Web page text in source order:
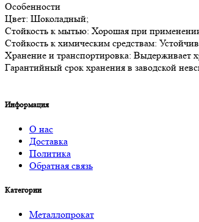
Особенности
Цвет: Шоколадный;
Стойкость к мытью: Хорошая при
Стойкость к химическим средствам:
Хранение и транспортировка: Выдерживает
Гарантийный срок хранения в заводской
Информация
О нас
Доставка
Политика
Обратная связь
Категории
Металлопрокат